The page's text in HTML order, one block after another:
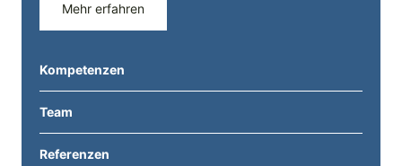
Mehr erfahren
Kompetenzen
Team
Referenzen